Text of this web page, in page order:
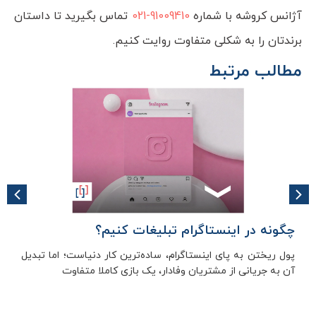
آژانس کروشه با شماره 91009410-021
تماس بگیرید تا داستان
برندتان را به شکلی متفاوت روایت کنیم.
مطالب مرتبط
چگونه در اینستاگرام تبلیغات کنیم؟
پول ریختن به پای اینستاگرام، ساده‌ترین کار دنیاست؛ اما تبدیل
آن به جریانی از مشتریان وفادار، یک بازی کاملا متفاوت